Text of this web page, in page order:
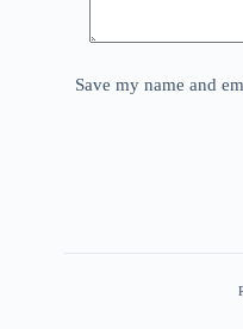
Save my name and